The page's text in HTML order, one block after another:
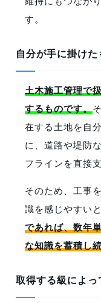
す。
自分が手に掛け
土木施工管理で
するものです。
在する土地を自
に、道路や堤防
フラインを直接
そのため、工事
識を感じやすい
であれば、数年
な知識を蓄積し
取得する級によ